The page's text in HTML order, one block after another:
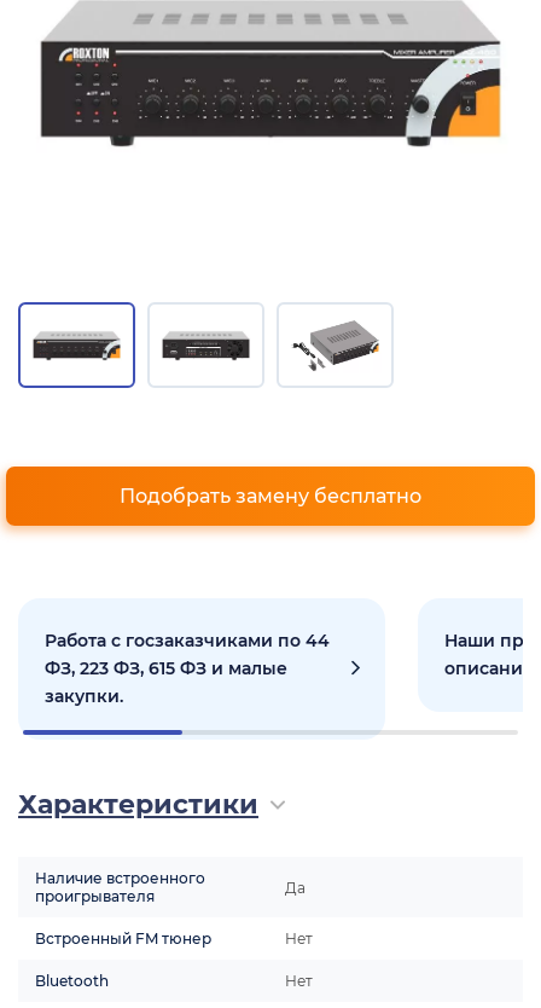
Подобрать замену бесплатно
Работа с госзаказчиками по 44
ФЗ, 223 ФЗ, 615 ФЗ и малые
закупки.
Наши
Характеристики
Наличие встроенного
проигрывателя
Да
Встроенный FM тюнер Нет
Bluetooth Нет